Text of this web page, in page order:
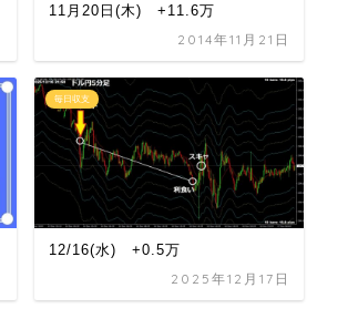
11月20日(木) +11.6万
2014年11月21日
毎日収支
12/16(水) +0.5万
2025年12月17日